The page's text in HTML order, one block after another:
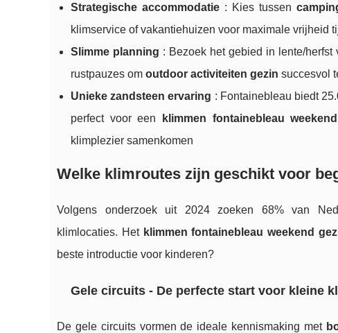
Strategische accommodatie : Kies tussen
klimservice of vakantiehuizen voor maximale vrijheid
Slimme planning : Bezoek het gebied in lente/
rustpauzes om outdoor activiteiten gezin succesvol
Unieke zandsteen ervaring : Fontainebleau biedt
perfect voor een
klimmen fontainebleau
klimplezier samenkomen
Welke klimroutes zijn geschikt voor
Volgens onderzoek uit 2024 zoeken 68% van
klimlocaties. Het klimmen fontainebleau weekend
beste introductie voor kinderen?
Gele circuits - De perfecte start voor kleine
De gele circuits vormen de ideale kennismaking met